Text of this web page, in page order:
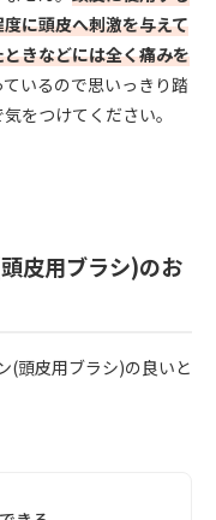
に頭皮へ刺激を与えて
きなどには全く痛みを
いるので思いっきり踏
をつけてください。
皮用ブラシ)のお
(頭皮用ブラシ)の良いと